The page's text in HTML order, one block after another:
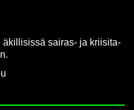
äkil­li­sis­sä sairas-​ ja krii­si­ta­